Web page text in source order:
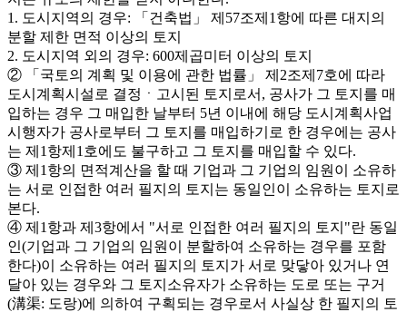
1. 도시지역의 경우: 「건축법」 제57조제1항에 따른 대지의
분할 제한 면적 이상의 토지
2. 도시지역 외의 경우: 600제곱미터 이상의 토지
② 「국토의 계획 및 이용에 관한 법률」 제2조제7호에 따라
도시계획시설로 결정ㆍ고시된 토지로서, 공사가 그 토지를 매
입하는 경우 그 매입한 날부터 5년 이내에 해당 도시계획사업
시행자가 공사로부터 그 토지를 매입하기로 한 경우에는 공사
는 제1항제1호에도 불구하고 그 토지를 매입할 수 있다.
③ 제1항의 면적계산을 할 때 기업과 그 기업의 임원이 소유하
는 서로 인접한 여러 필지의 토지는 동일인이 소유하는 토지로
본다.
④ 제1항과 제3항에서 "서로 인접한 여러 필지의 토지"란 동일
인(기업과 그 기업의 임원이 분할하여 소유하는 경우를 포함
한다)이 소유하는 여러 필지의 토지가 서로 맞닿아 있거나 연
달아 있는 경우와 그 토지소유자가 소유하는 도로 또는 구거
(溝渠: 도랑)에 의하여 구획되는 경우로서 사실상 한 필지의 토